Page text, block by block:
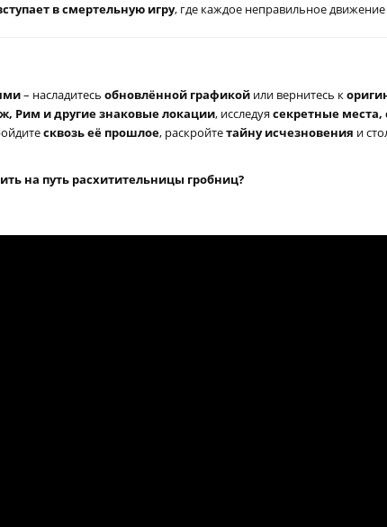
в смертельную игру, где каждое неправильное
– насладитесь обновлённой графикой или вернитесь к
Рим и другие знаковые локации, исследуя секретные
сквозь её прошлое, раскройтетайну исчезновения и
на путь расхитительницы гробниц?